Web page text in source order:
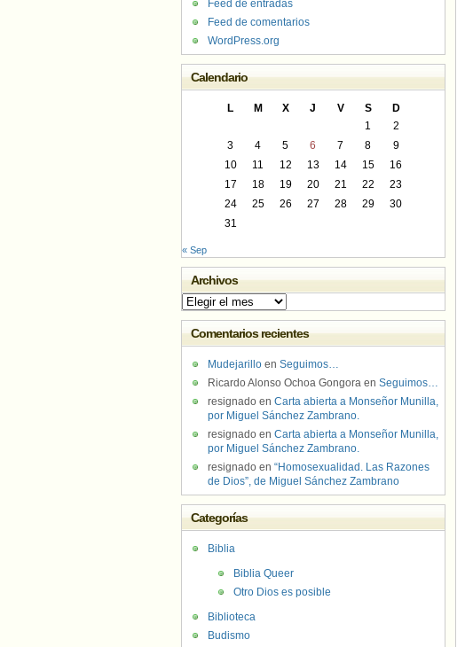
Feed de entradas
Feed de comentarios
WordPress.org
Calendario
L M X J V S
D
1
2
3
4 5 6 7 8
9
10
11 12 13 14 15
16
17
18 19 20 21 22
23
24
25 26 27 28 29
30
31
« Sep
Archivos
Archivos
Comentarios recientes
Mudejarillo en Seguimos…
Ricardo Alonso Ochoa Gongora en Seguimos…
resignado en Carta abierta a Monseñor Munilla,
por Miguel Sánchez Zambrano.
resignado en Carta abierta a Monseñor Munilla,
por Miguel Sánchez Zambrano.
resignado en “Homosexualidad. Las Razones
de Dios”, de Miguel Sánchez Zambrano
Categorías
Biblia
Biblia Queer
Otro Dios es posible
Biblioteca
Budismo